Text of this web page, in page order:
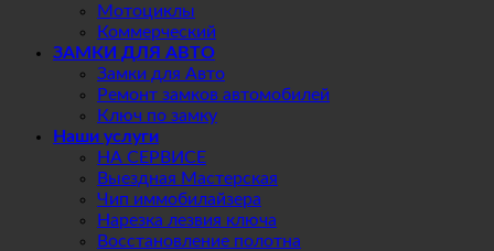
Мотоциклы
Коммерческий
ЗАМКИ ДЛЯ АВТО
Замки для Авто
Ремонт замков автомобилей
Ключ по замку
Наши услуги
НА СЕРВИСЕ
Выездная Мастерская
Чип иммобилайзера
Нарезка лезвия ключа
Восстановление полотна